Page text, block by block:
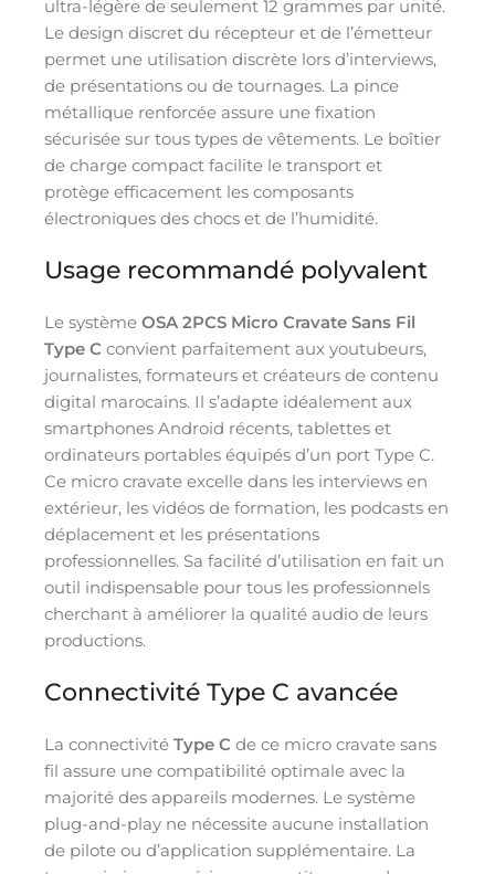
ultra-légère de seulement 12 grammes par unité.
Le design discret du récepteur et de l’émetteur
permet une utilisation discrète lors d’interviews,
de présentations ou de tournages. La pince
métallique renforcée assure une fixation
sécurisée sur tous types de vêtements. Le boîtier
de charge compact facilite le transport et
protège efficacement les composants
électroniques des chocs et de l’humidité.
Usage recommandé polyvalent
Le système OSA 2PCS Micro Cravate Sans Fil
Type C convient parfaitement aux youtubeurs,
journalistes, formateurs et créateurs de contenu
digital marocains. Il s’adapte idéalement aux
smartphones Android récents, tablettes et
ordinateurs portables équipés d’un port Type C.
Ce micro cravate excelle dans les interviews en
extérieur, les vidéos de formation, les podcasts en
déplacement et les présentations
professionnelles. Sa facilité d’utilisation en fait un
outil indispensable pour tous les professionnels
cherchant à améliorer la qualité audio de leurs
productions.
Connectivité Type C avancée
La connectivité Type C de ce micro cravate sans
fil assure une compatibilité optimale avec la
majorité des appareils modernes. Le système
plug-and-play ne nécessite aucune installation
de pilote ou d’application supplémentaire. La